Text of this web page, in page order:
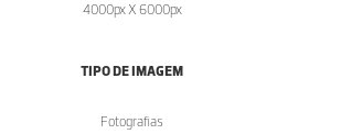
4000px X 6000px
TIPO DE IMAGEM
Fotografias